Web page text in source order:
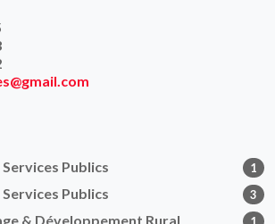
Publics 1
Publics 3
& Développement Rural